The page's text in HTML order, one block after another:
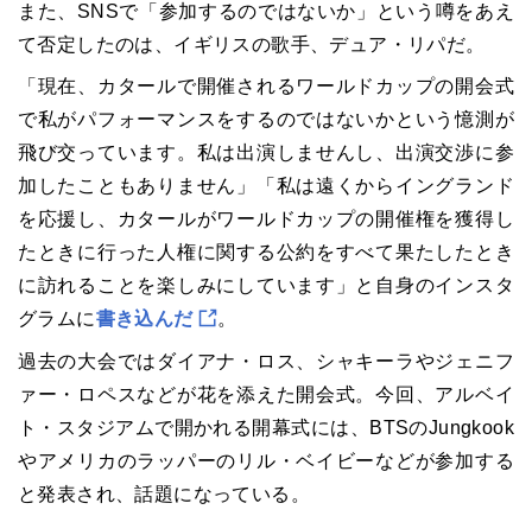
また、SNSで「参加するのではないか」という噂をあえ
て否定したのは、イギリスの歌手、デュア・リパだ。
「現在、カタールで開催されるワールドカップの開会式
で私がパフォーマンスをするのではないかという憶測が
飛び交っています。私は出演しませんし、出演交渉に参
加したこともありません」「私は遠くからイングランド
を応援し、カタールがワールドカップの開催権を獲得し
たときに行った人権に関する公約をすべて果たしたとき
に訪れることを楽しみにしています」と自身のインスタ
グラムに書き込んだ 。
過去の大会ではダイアナ・ロス、シャキーラやジェニフ
ァー・ロペスなどが花を添えた開会式。今回、アルベイ
ト・スタジアムで開かれる開幕式には、BTSのJungkook
やアメリカのラッパーのリル・ベイビーなどが参加する
と発表され、話題になっている。